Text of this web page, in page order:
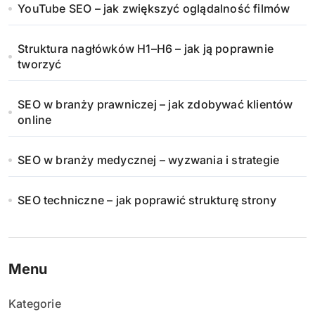
YouTube SEO – jak zwiększyć oglądalność filmów
Struktura nagłówków H1–H6 – jak ją poprawnie
tworzyć
SEO w branży prawniczej – jak zdobywać klientów
online
SEO w branży medycznej – wyzwania i strategie
SEO techniczne – jak poprawić strukturę strony
Menu
Kategorie